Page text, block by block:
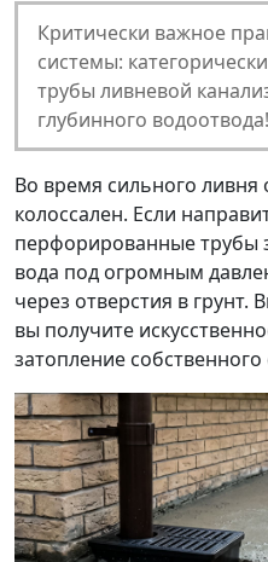
Критически важное
системы:
трубы ливневой
глубинного водоотвода!
Во время сильного
колоссален. Если
перфорированные трубы
вода под огромным
через отверстия в грунт.
вы получите
затопление